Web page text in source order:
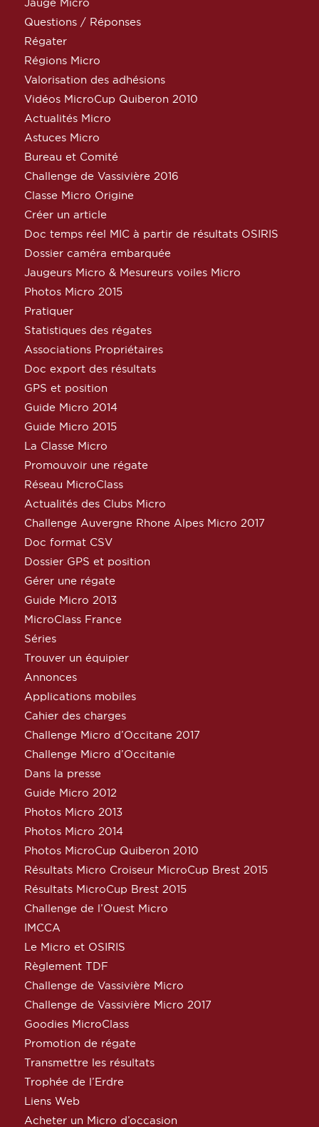
Questions / Réponses
Régater
Régions Micro
Valorisation des adhésions
Vidéos MicroCup Quiberon 2010
Actualités Micro
Astuces Micro
Bureau et Comité
Challenge de Vassivière 2016
Classe Micro Origine
Créer un article
Doc temps réel MIC à partir de résultats OSIRIS
Dossier caméra embarquée
Jaugeurs Micro & Mesureurs voiles Micro
Photos Micro 2015
Pratiquer
Statistiques des régates
Associations Propriétaires
Doc export des résultats
GPS et position
Guide Micro 2014
Guide Micro 2015
La Classe Micro
Promouvoir une régate
Réseau MicroClass
Actualités des Clubs Micro
Challenge Auvergne Rhone Alpes Micro 2017
Doc format CSV
Dossier GPS et position
Gérer une régate
Guide Micro 2013
MicroClass France
Séries
Trouver un équipier
Annonces
Applications mobiles
Cahier des charges
Challenge Micro d’Occitane 2017
Challenge Micro d’Occitanie
Dans la presse
Guide Micro 2012
Photos Micro 2013
Photos Micro 2014
Photos MicroCup Quiberon 2010
Résultats Micro Croiseur MicroCup Brest 2015
Résultats MicroCup Brest 2015
Challenge de l’Ouest Micro
IMCCA
Le Micro et OSIRIS
Règlement TDF
Challenge de Vassivière Micro
Challenge de Vassivière Micro 2017
Goodies MicroClass
Promotion de régate
Transmettre les résultats
Trophée de l’Erdre
Liens Web
Acheter un Micro d’occasion